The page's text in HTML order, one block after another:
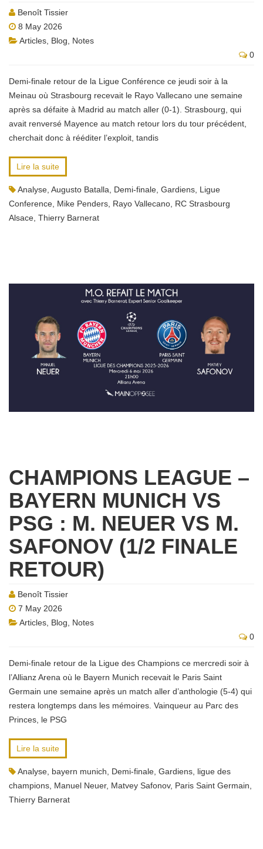
Benoît Tissier
8 May 2026
Articles Blog
Notes
0
Demi-finale retour de la Ligue Conférence ce jeudi soir à la
Meinau où Strasbourg recevait le Rayo Vallecano une semaine
après sa défaite à Madrid au match aller (0-1). Strasbourg, qui
avait renversé Mayence au match retour lors du tour précédent,
cherchait donc à rééditer l’exploit, tandis
Lire la suite
Analyse Augusto Batalla Demi-finale Gardiens Ligue
Conference Mike Penders Rayo Vallecano RC Strasbourg
Alsace Thierry Barnerat
CHAMPIONS LEAGUE –
BAYERN MUNICH VS
PSG : M. NEUER VS M.
SAFONOV (1/2 FINALE
RETOUR)
Benoît Tissier
7 May 2026
Articles Blog
Notes
0
Demi-finale retour de la Ligue des Champions ce mercredi soir à
l’Allianz Arena où le Bayern Munich recevait le Paris Saint
Germain une semaine après un match aller d’anthologie (5-4) qui
restera longtemps dans les mémoires. Vainqueur au Parc des
Princes, le PSG
Lire la suite
Analyse bayern munich Demi-finale Gardiens ligue des
champions Manuel Neuer, Matvey Safonov, Paris Saint Germain
Thierry Barnerat